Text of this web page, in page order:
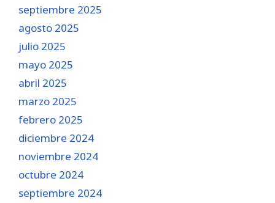
septiembre 2025
agosto 2025
julio 2025
mayo 2025
abril 2025
marzo 2025
febrero 2025
diciembre 2024
noviembre 2024
octubre 2024
septiembre 2024